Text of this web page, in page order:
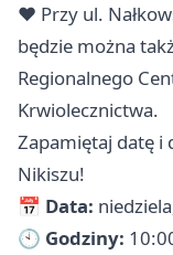
❤️ Przy ul.
będzie można
Regionalnego
Krwiolecznictwa.
Zapamiętaj datę i
Nikiszu!
📅 Data:
🕙 Godziny: